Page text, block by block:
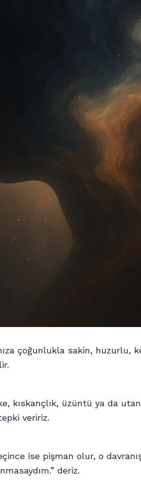
çoğunlukla sakin, huzurlu,
kıskançlık, üzüntü ya da
veririz.
ise pişman olur, o
deriz.